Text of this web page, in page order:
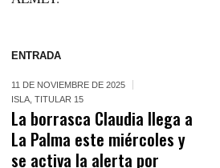
ENTRADA
11 DE NOVIEMBRE DE 2025
ISLA ,TITULAR 15
La borrasca Claudia llega a
La Palma este miércoles y
se activa la alerta por